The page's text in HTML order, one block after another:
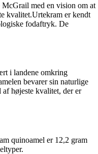
med en vision om at
kvalitet.Urtekram er kendt
fodaftryk. De
i landene omkring
bevarer sin naturlige
højeste kvalitet, der er
quinoamel er 12,2 gram